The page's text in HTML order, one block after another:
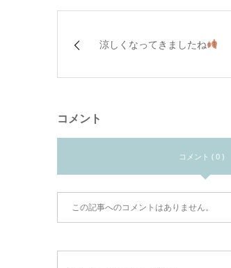
涼しくなってきましたね
コメント
コメント ( 0 )
この記事へのコメントはありません。